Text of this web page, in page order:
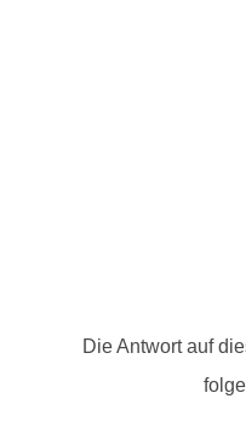
Die Antwort auf